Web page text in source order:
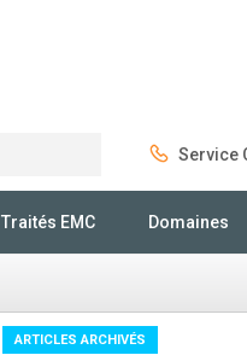
Service
Traités EMC Domaines
ARTICLES ARCHIVÉS